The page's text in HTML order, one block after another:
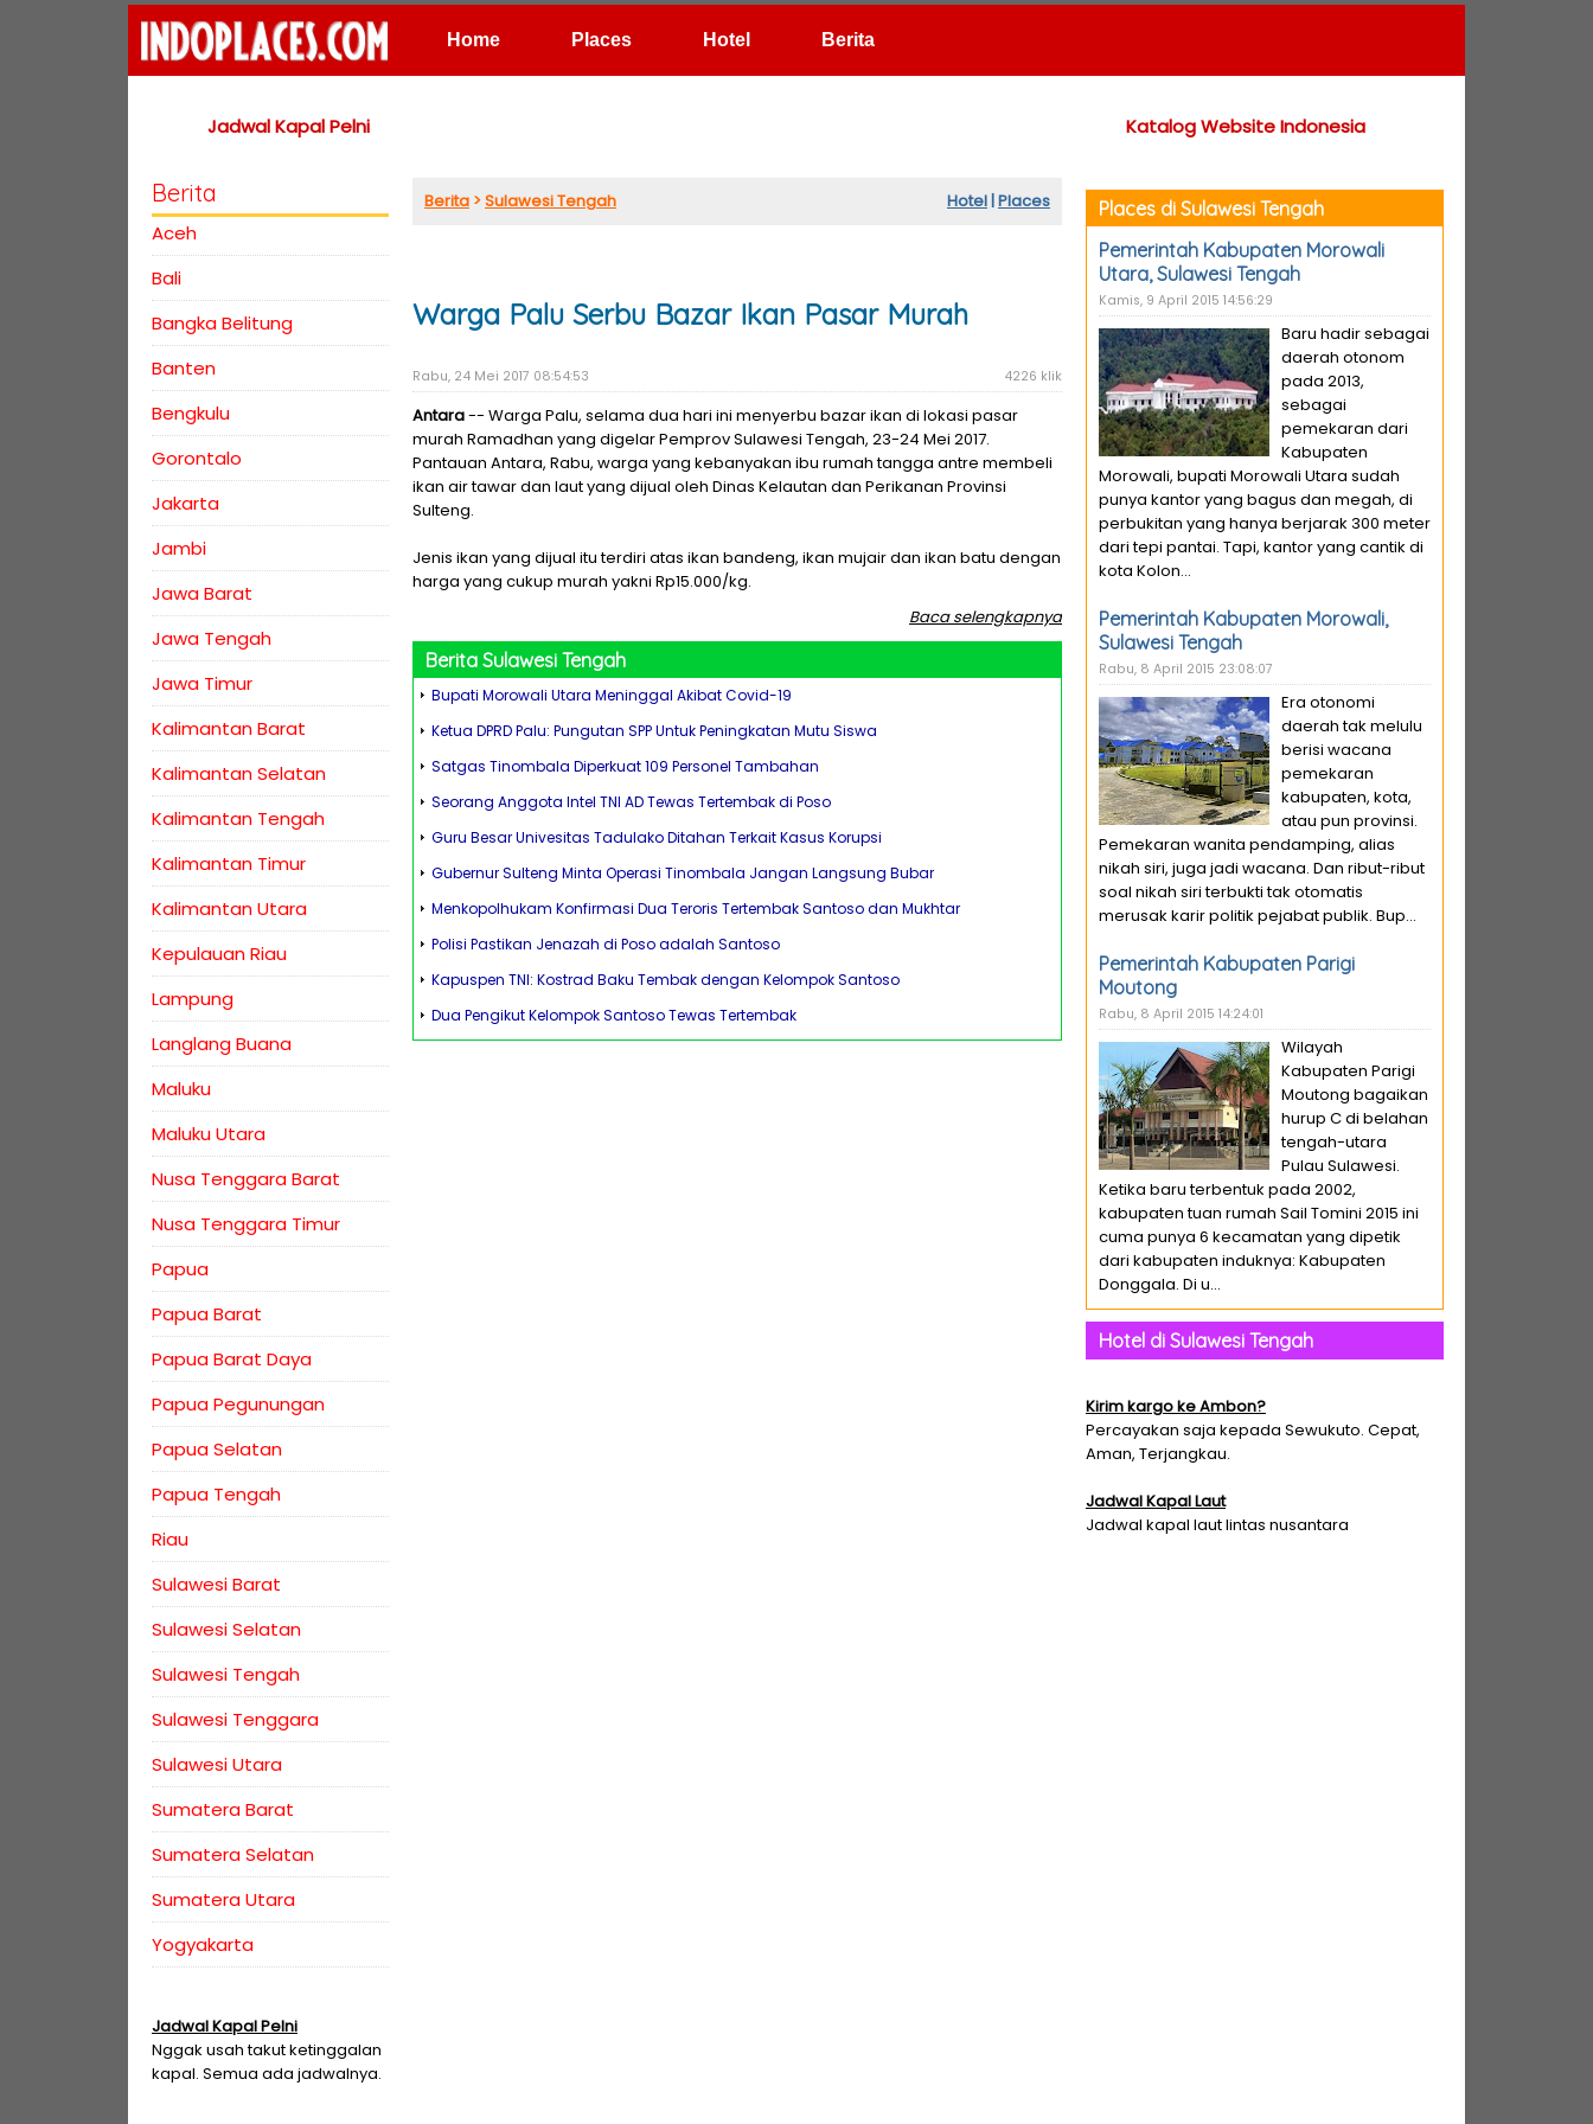
Home Places Hotel Berita
Jadwal Kapal Pelni Katalog Website Indonesia
Berita
Aceh
Bali
Bangka Belitung
Banten
Bengkulu
Gorontalo
Jakarta
Jambi
Jawa Barat
Jawa Tengah
Jawa Timur
Kalimantan Barat
Kalimantan Selatan
Kalimantan Tengah
Kalimantan Timur
Kalimantan Utara
Kepulauan Riau
Lampung
Langlang Buana
Maluku
Maluku Utara
Nusa Tenggara Barat
Nusa Tenggara Timur
Papua
Papua Barat
Papua Barat Daya
Papua Pegunungan
Papua Selatan
Papua Tengah
Riau
Sulawesi Barat
Sulawesi Selatan
Sulawesi Tengah
Sulawesi Tenggara
Sulawesi Utara
Sumatera Barat
Sumatera Selatan
Sumatera Utara
Yogyakarta
Jadwal Kapal Pelni
Nggak usah takut ketinggalan
kapal. Semua ada jadwalnya.
Berita >Sulawesi Tengah Hotel|Places
Warga Palu Serbu Bazar Ikan Pasar Murah
Rabu, 24 Mei 2017 08:54:53 4226 klik
Antara-- Warga Palu, selama dua hari ini menyerbu bazar ikan di lokasi pasar
murah Ramadhan yang digelar Pemprov Sulawesi Tengah, 23-24 Mei 2017.
Pantauan Antara, Rabu, warga yang kebanyakan ibu rumah tangga antre membeli
ikan air tawar dan laut yang dijual oleh Dinas Kelautan dan Perikanan Provinsi
Sulteng.
Jenis ikan yang dijual itu terdiri atas ikan bandeng, ikan mujair dan ikan batu dengan
harga yang cukup murah yakni Rp15.000/kg.
Baca selengkapnya
Berita Sulawesi Tengah
Bupati Morowali Utara Meninggal Akibat Covid-19
Ketua DPRD Palu: Pungutan SPP Untuk Peningkatan Mutu Siswa
Satgas Tinombala Diperkuat 109 Personel Tambahan
Seorang Anggota Intel TNI AD Tewas Tertembak di Poso
Guru Besar Univesitas Tadulako Ditahan Terkait Kasus Korupsi
Gubernur Sulteng Minta Operasi Tinombala Jangan Langsung Bubar
Menkopolhukam Konfirmasi Dua Teroris Tertembak Santoso dan Mukhtar
Polisi Pastikan Jenazah di Poso adalah Santoso
Kapuspen TNI: Kostrad Baku Tembak dengan Kelompok Santoso
Dua Pengikut Kelompok Santoso Tewas Tertembak
Places di Sulawesi Tengah
Pemerintah Kabupaten Morowali
Utara, Sulawesi Tengah
Kamis, 9 April 2015 14:56:29
Baru hadir sebagai
daerah otonom
pada 2013,
sebagai
pemekaran dari
Kabupaten
Morowali, bupati Morowali Utara sudah
punya kantor yang bagus dan megah, di
perbukitan yang hanya berjarak 300 meter
dari tepi pantai. Tapi, kantor yang cantik di
kota Kolon...
Pemerintah Kabupaten Morowali,
Sulawesi Tengah
Rabu, 8 April 2015 23:08:07
Era otonomi
daerah tak melulu
berisi wacana
pemekaran
kabupaten, kota,
atau pun provinsi.
Pemekaran wanita pendamping, alias
nikah siri, juga jadi wacana. Dan ribut-ribut
soal nikah siri terbukti tak otomatis
merusak karir politik pejabat publik. Bup...
Pemerintah Kabupaten Parigi
Moutong
Rabu, 8 April 2015 14:24:01
Wilayah
Kabupaten Parigi
Moutong bagaikan
hurup C di belahan
tengah-utara
Pulau Sulawesi.
Ketika baru terbentuk pada 2002,
kabupaten tuan rumah Sail Tomini 2015 ini
cuma punya 6 kecamatan yang dipetik
dari kabupaten induknya: Kabupaten
Donggala. Di u...
Hotel di Sulawesi Tengah
Kirim kargo ke Ambon?
Percayakan saja kepada Sewukuto. Cepat,
Aman, Terjangkau.
Jadwal Kapal Laut
Jadwal kapal laut lintas nusantara